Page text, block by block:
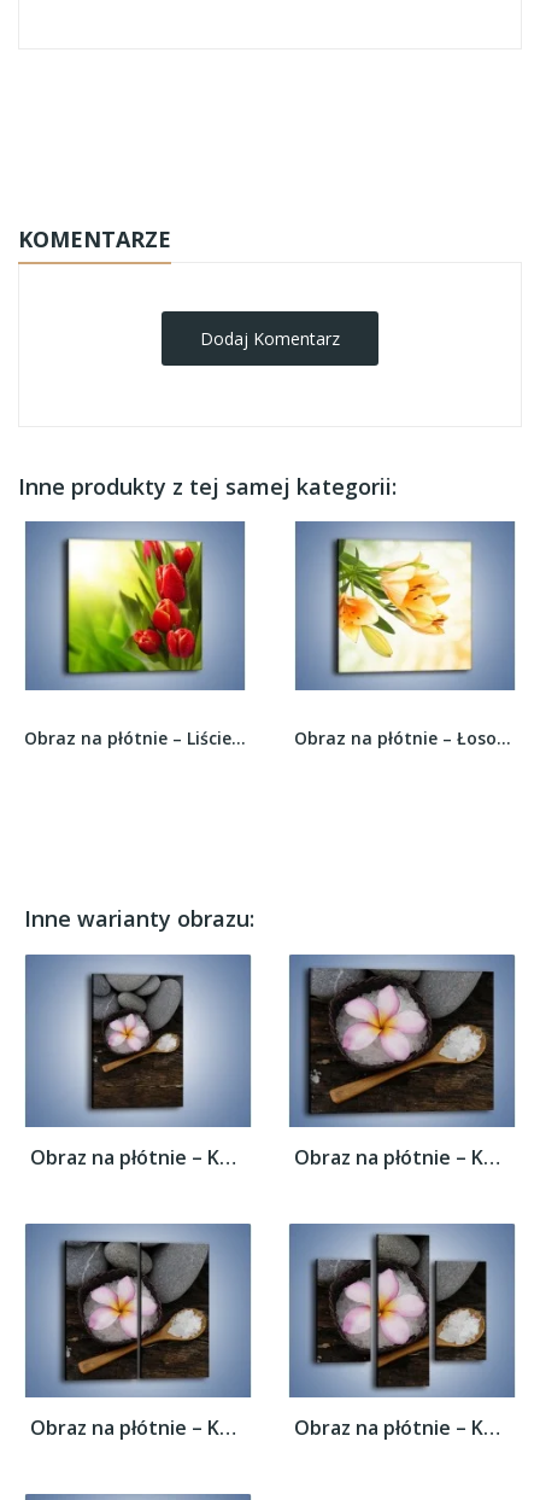
KOMENTARZE
Dodaj Komentarz
Inne produkty z tej samej kategorii:
Obraz na płótnie – Liście tulipanów –... Obraz na płótnie – Łososiowe pachnące lilie –...
Inne warianty obrazu:
Obraz na płótnie – Kwiat na morskiej soli... Obraz na płótnie – Kwiat na morskiej soli...
Obraz na płótnie – Kwiat na morskiej soli... Obraz na płótnie – Kwiat na morskiej soli...